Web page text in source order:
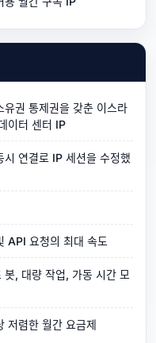
유권 통제권을 갖춘 이스라
이터 센터 IP
시 연결로 IP 세션을 수정했
API 요청의 최대 속도
봇, 대량 작업, 가동 시간 모
저렴한 월간 요금제